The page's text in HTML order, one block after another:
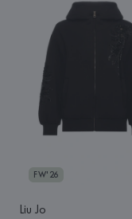
FW'26
Liu Jo